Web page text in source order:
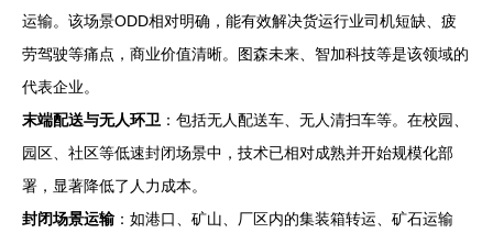
运输。该场景ODD相对明确，能有效解决货运行业司机短缺、疲
劳驾驶等痛点，商业价值清晰。图森未来、智加科技等是该领域的
代表企业。
末端配送与无人环卫 ：包括无人配送车、无人清扫车等。在校园、
园区、社区等低速封闭场景中，技术已相对成熟并开始规模化部
署，显著降低了人力成本。
封闭场景运输 ：如港口、矿山、厂区内的集装箱转运、矿石运输